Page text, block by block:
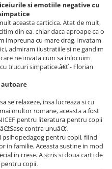
si emotiile negative cu
aceasta carticica. Atat de mult,
din ea, chiar daca aproape ca o
impreuna cu mare drag, invatam
admiram ilustratiile si ne gandim
ne invata cum sa inlocuim
trucuri simpatice.â€ť - Florian
autoare
se relaxeze, insa lucreaza si cu
multor romane, aceasta a fost
pentru literatura pentru copii
contra unuâ€ť.
psihopedagog pentru copii, fiind
in familie. Aceasta sustine in mod
in crese. A scris si doua carti de
copii.